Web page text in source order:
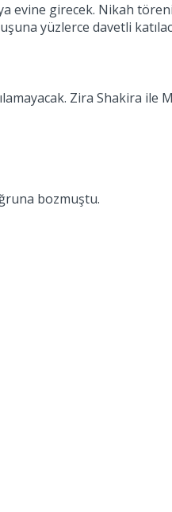
evine girecek. Nikah
yüzlerce davetli
Zira Shakira ile
bozmuştu.